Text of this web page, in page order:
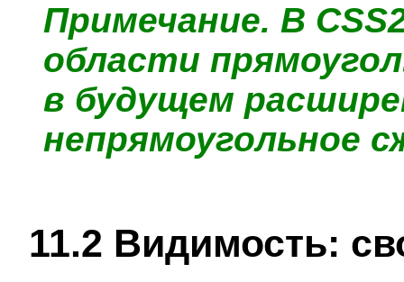
Примечание. В
области
в будущем
непрямоугольное
11.2 Видимость: